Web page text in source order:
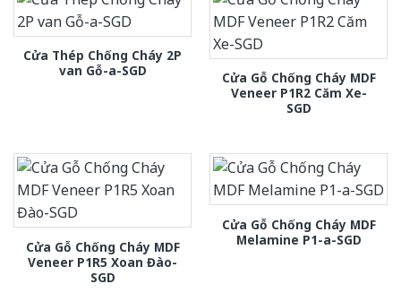
Cửa Thép Chống Cháy 2P
van Gỗ-a-SGD
Cửa Gỗ Chống Cháy MDF
Veneer P1R2 Căm Xe-
SGD
Cửa Gỗ Chống Cháy MDF
Veneer P1R5 Xoan Đào-
SGD
Cửa Gỗ Chống Cháy MDF
Melamine P1-a-SGD